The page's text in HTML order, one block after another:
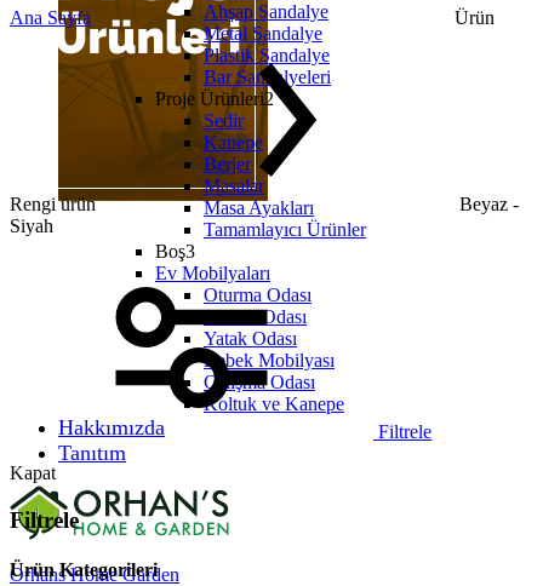
Ahşap Sandalye
Metal Sandalye
Plastik Sandalye
Bar Sandalyeleri
Proje Ürünleri2
Sedir
Kanepe
Berjer
Masalar
Masa Ayakları
Tamamlayıcı Ürünler
Boş3
Ev Mobilyaları
Oturma Odası
Yemek Odası
Yatak Odası
Bebek Mobilyası
Çalışma Odası
Koltuk ve Kanepe
Hakkımızda
Tanıtım
Orhans Home Garden
Ana Sayfa Ürün
Rengi ürün
Beyaz -
Siyah
Filtrele
Kapat
Filtrele
Ürün Kategorileri